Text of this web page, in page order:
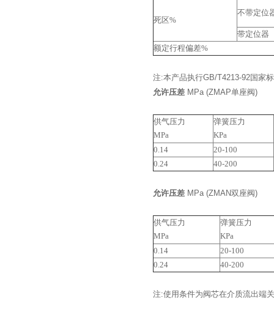
死区%
不带定位
带定位器
额定行程偏差%
注:本产品执行GB/T4213-92国家
允许压差 MPa (ZMAP单座阀)
供气压力
MPa
弹簧压力
KPa
0.14
20-100
0.24
40-200
允许压差 MPa (ZMAN双座阀)
供气压力
MPa
弹簧压力
KPa
0.14
20-100
0.24
40-200
注:使用条件为阀芯在介质流出端